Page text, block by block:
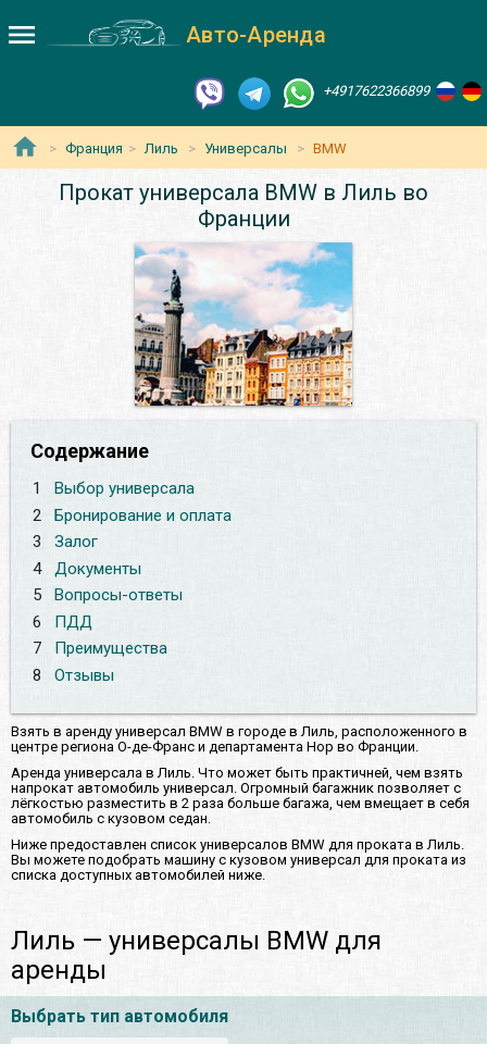
Авто-Аренда
+4917622366899
Франция Лиль Универсалы BMW
Прокат универсала BMW в Лиль во
Франции
Содержание
1
Выбор универсала
2
Бронирование и оплата
3
Залог
4
Документы
5
Вопросы-ответы
6
ПДД
7
Преимущества
8
Отзывы
Взять в аренду универсал BMW в городе в Лиль, расположенного в
центре региона О-де-Франс и департамента Нор во Франции.
Аренда универсала в Лиль. Что может быть практичней, чем взять
напрокат автомобиль универсал. Огромный багажник позволяет с
лёгкостью разместить в 2 раза больше багажа, чем вмещает в себя
автомобиль с кузовом седан.
Ниже предоставлен список универсалов BMW для проката в Лиль.
Вы можете подобрать машину с кузовом универсал для проката из
списка доступных автомобилей ниже.
Лиль — универсалы BMW для
аренды
Выбрать тип автомобиля